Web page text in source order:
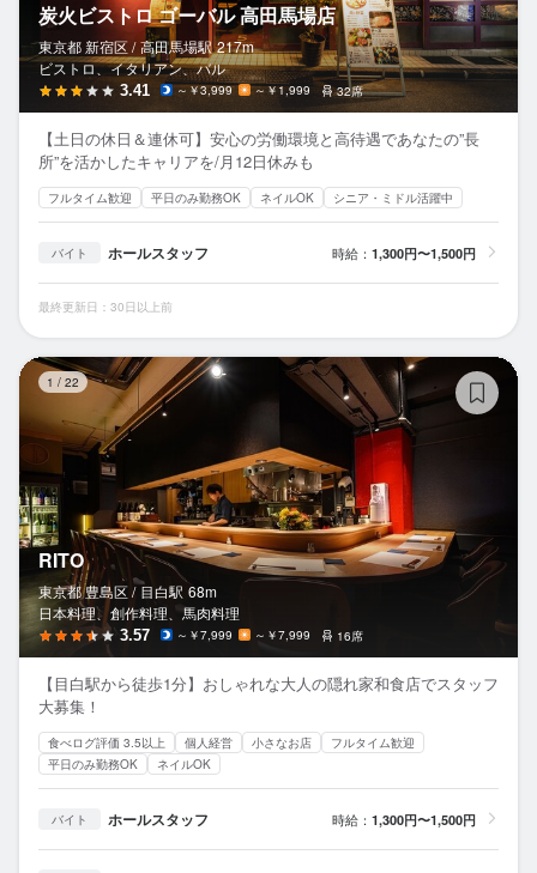
炭火ビストロ ゴーバル 高田馬場店
東京都 新宿区 / 高田馬場駅 217m
ビストロ、イタリアン、バル
3.41 ～￥3,999 ～￥1,999 32席
【土日の休日＆連休可】安心の労働環境と高待遇であなたの”長
所”を活かしたキャリアを/月12日休みも
フルタイム歓迎 平日のみ勤務OK ネイルOK シニア・ミドル活躍中
バイト ホールスタッフ 時給： 1,300円〜1,500円
最終更新日：30日以上前
1 / 22
RITO
東京都 豊島区 / 目白駅 68m
日本料理、創作料理、馬肉料理
3.57 ～￥7,999 ～￥7,999 16席
【目白駅から徒歩1分】おしゃれな大人の隠れ家和食店でスタッフ
大募集！
食べログ評価 3.5以上 個人経営 小さなお店
フルタイム歓迎
平日のみ勤務OK
ネイルOK
バイト ホールスタッフ 時給： 1,300円〜1,500円